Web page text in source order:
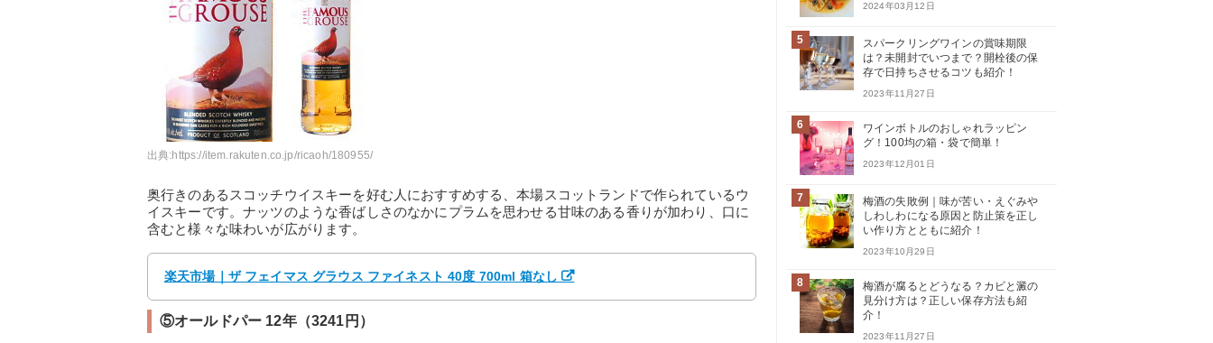
出典:https://item.rakuten.co.jp/ricaoh/180955/
奥行きのあるスコッチウイスキーを好む人におすすめする、本場スコットランドで作られているウ
イスキーです。ナッツのような香ばしさのなかにプラムを思わせる甘味のある香りが加わり、口に
含むと様々な味わいが広がります。
楽天市場｜ザ フェイマス グラウス ファイネスト 40度 700ml 箱なし
⑤オールドパー 12年（3241円）
2024年03月12日
5
スパークリングワインの賞味期限
は？未開封でいつまで？開栓後の保
存で日持ちさせるコツも紹介！
2023年11月27日
6
ワインボトルのおしゃれラッピン
グ！100均の箱・袋で簡単！
2023年12月01日
7
梅酒の失敗例｜味が苦い・えぐみや
しわしわになる原因と防止策を正し
い作り方とともに紹介！
2023年10月29日
8
梅酒が腐るとどうなる？カビと澱の
見分け方は？正しい保存方法も紹
介！
2023年11月27日